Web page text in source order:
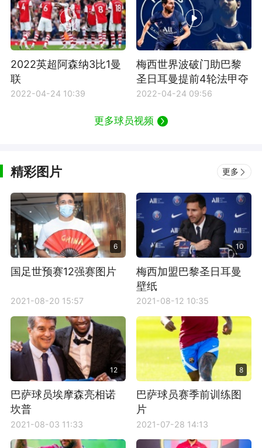
2022英超阿森纳3比1曼
联
2022-04-24 10:39
梅西世界波破门助巴黎
圣日耳曼提前4轮法甲夺
冠
2022-04-24 09:56
更多球员视频
精彩图片 更多
6
国足世预赛12强赛图片
2021-08-20 15:57
10
梅西加盟巴黎圣日耳曼
壁纸
2021-08-12 10:35
12
巴萨球员埃摩森亮相诺
坎普
2021-08-03 11:33
8
巴萨球员赛季前训练图
片
2021-07-28 14:13